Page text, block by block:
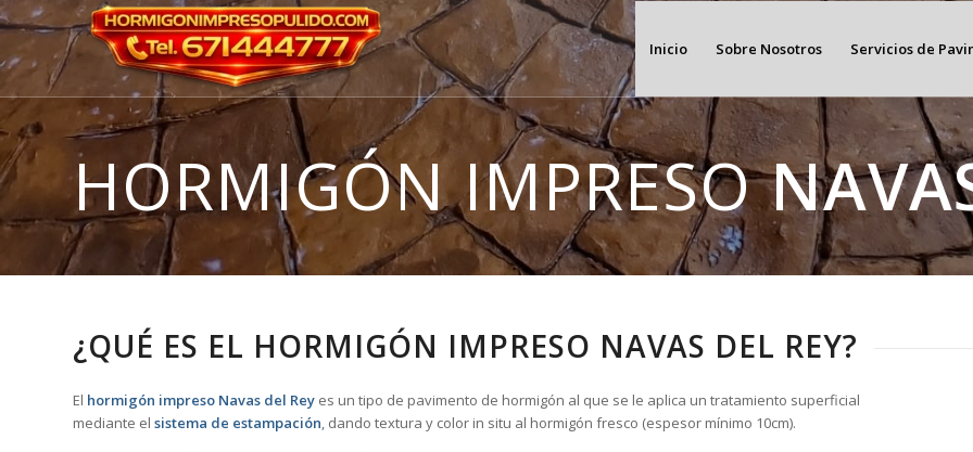
Inicio Sobre Nosotros Servicios de
HORMIGÓN IMPRESO
¿QUÉ ES EL HORMIGÓN IMPRESO NAVAS DEL REY?
El hormigón impreso Navas del Rey es un tipo de pavimento de hormigón al que se le aplica un tratamiento superficial
mediante el sistema de estampación, dando textura y color in situ al hormigón fresco (espesor mínimo 10cm).